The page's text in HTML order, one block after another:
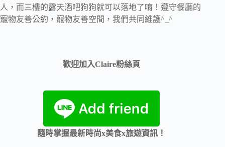
人，而三樓的露天酒吧狗狗就可以落地了唷！遵守餐廳的
寵物友善公約，寵物友善空間，我們共同維護^_^
歡迎加入Claire粉絲頁
隨時掌握最新時尚x美食x旅遊資訊！